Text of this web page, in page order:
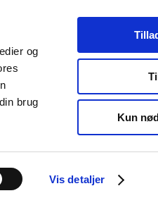
og
brug
Vis detaljer
Kun
Særlige
produktområder